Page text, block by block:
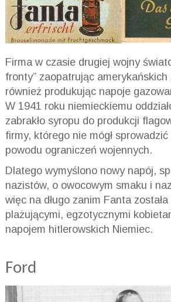
Firma w czasie drugiej wojny
fronty” zaopatrując amerykańskich
również produkując napoje
W 1941 roku niemieckiemu
zabrakło syropu do produkcji
firmy, którego nie mógł
powodu ograniczeń wojennych.
Dlatego wymyślono nowy napój,
nazistów, o owocowym smaku i
więc na długo zanim Fanta
plażującymi, egzotycznymi
napojem hitlerowskich Niemiec.
Ford